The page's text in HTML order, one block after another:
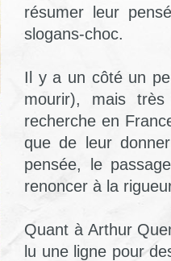
résumer leur
slogans-choc.
Il y a un côté un
mourir), mais
recherche en
que de leur
pensée, le
renoncer à la
Quant à Arthur
lu une ligne pour